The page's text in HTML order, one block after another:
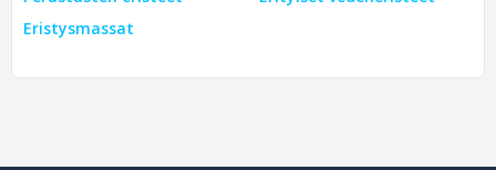
Eristysmassat